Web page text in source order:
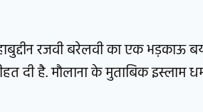
रजवी बरेलवी का एक भड़काऊ
दी है. मौलाना के मुताबिक इस्लाम